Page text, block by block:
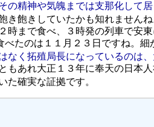
の精神や気魄までは支那化して
き飽きしていたかも知れません
時まで食べ、３時発の列車で安
べたのは１１月２３日ですね。
なく拓殖局長になっているのは
もあれ大正１３年に奉天の日本
た確実な証拠です。